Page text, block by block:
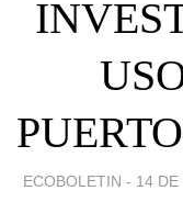
ECOBOLETIN - 14